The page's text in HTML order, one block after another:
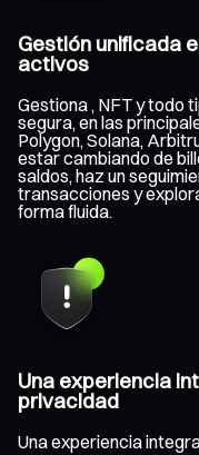
Gestión unificada
activos
Gestiona , NFT y todo
segura, en las
Polygon, Solana,
estar cambiando de
saldos, haz un
transacciones y
forma fluida.
Una experiencia
privacidad
Una experiencia